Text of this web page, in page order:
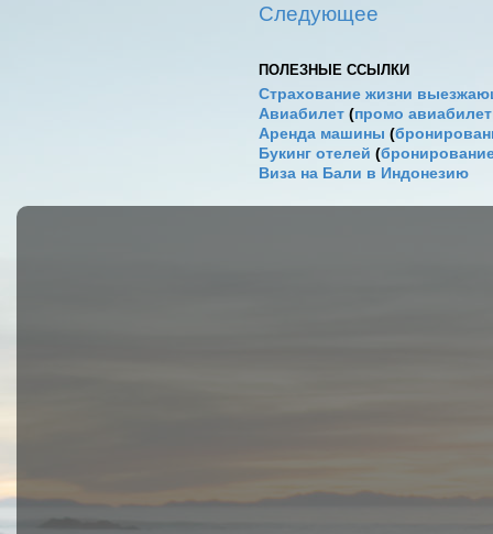
Следующее
ПОЛЕЗНЫЕ ССЫЛКИ
Страхование жизни
Авиабилет (промо
Аренда машины (
Букинг отелей (
Виза на Бали в Индонезию